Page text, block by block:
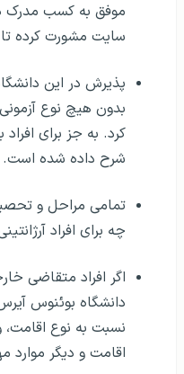
موفق به کسب مدرک
سایت مشورت کرده تا
پذیرش در این
بدون هیچ نوع
شرح داده شده است.
تمامی مراحل و
چه برای افراد
اگر افراد متقاضی
دانشگاه بوئنوس
نسبت به نوع
اقامت و دیگر